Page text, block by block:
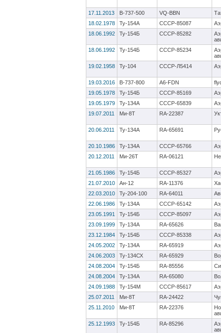
17.11.2013 B-737-500 VQ-BBN
18.02.1978
Ту-154А CCCP-85087
18.06.1992
Ту-154Б CCCP-85282
18.06.1992
Ту-154Б CCCP-85234
19.02.1958
Ту-104 СССР-Л5414
19.03.2016 B-737-800 A6-FDN
19.05.1978
Ту-154Б CCCP-85169
19.05.1979
Ту-134А CCCP-65839
19.07.2011
Ми-8Т RA-22387
20.06.2011 Ту-134А RA-65691
20.10.1986 Ту-134А СССР-65766
20.12.2011
Ми-26Т RA-06121
21.05.1986 Ту-154Б CCCP-85327
21.07.2010
Ан-12 RA-11376
22.03.2010
Ту-204-100 RA-64011
22.06.1986
Ту-134А CCCP-65142
23.05.1991
Ту-154Б СССР-85097
23.09.1999
Ту-134А RA-65626
23.12.1984
Ту-154Б СССР-85338
24.05.2002
Ту-134А RA-65919
24.06.2003
Ту-134СХ RA-65929
24.08.2004
Ту-154Б RA-85556
24.08.2004
Ту-134А RA-65080
24.09.1988
Ту-154М CCCP-85617
25.07.2011
Ми-8Т RA-24422
25.11.2010
Ми-8Т RA-22376
25.12.1993
Ту-154Б RA-85296